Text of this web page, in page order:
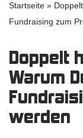
Startseite »
Fundraising zum
Doppelt
Warum
werden